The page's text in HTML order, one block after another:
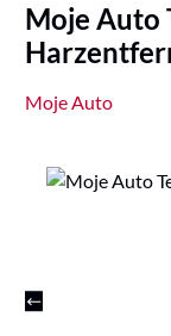
Moje Auto
Moje Auto
Bildergalerie